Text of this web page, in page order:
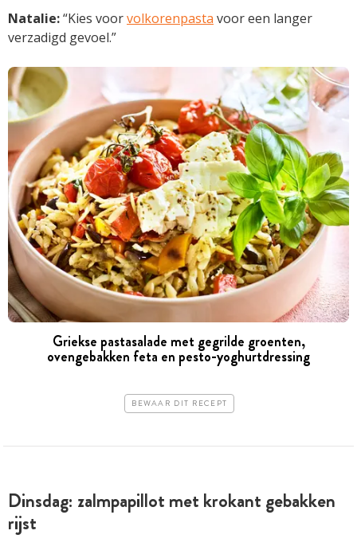
Natalie:“Kies voorvolkorenpasta voor een langer
verzadigd gevoel.”
Griekse pastasalade met gegrilde groenten,
ovengebakken feta en pesto-yoghurtdressing
BEWAAR DIT RECEPT
Dinsdag: zalmpapillot met krokant gebakken
rijst